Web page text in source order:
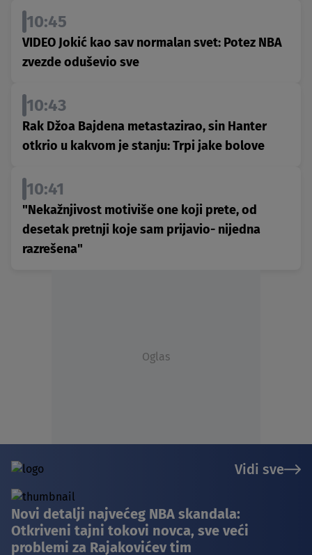
10:45
VIDEO Jokić kao sav normalan svet: Potez NBA
zvezde oduševio sve
10:43
Rak Džoa Bajdena metastazirao, sin Hanter
otkrio u kakvom je stanju: Trpi jake bolove
10:41
"Nekažnjivost motiviše one koji prete, od
desetak pretnji koje sam prijavio- nijedna
razrešena"
Oglas
Vidi sve
Novi detalji najvećeg NBA skandala:
Otkriveni tajni tokovi novca, sve veći
problemi za Rajakovićev tim